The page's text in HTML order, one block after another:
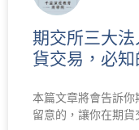
期交所三大
貨交易，必
本篇文章將會告訴你
留意的，讓你在期